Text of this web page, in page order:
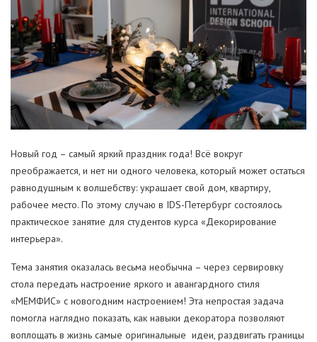
Новый год – самый яркий праздник года! Всё вокруг
преображается, и нет ни одного человека, который может остаться
равнодушным к волшебству: украшает свой дом, квартиру,
рабочее место. По этому случаю в IDS-Петербург состоялось
практическое занятие для студентов курса «Декорирование
интерьера».
Тема занятия оказалась весьма необычна – через сервировку
стола передать настроение яркого и авангардного стиля
«МЕМФИС» с новогодним настроением! Эта непростая задача
помогла наглядно показать, как навыки декоратора позволяют
воплощать в жизнь самые оригинальные идеи, раздвигать границы